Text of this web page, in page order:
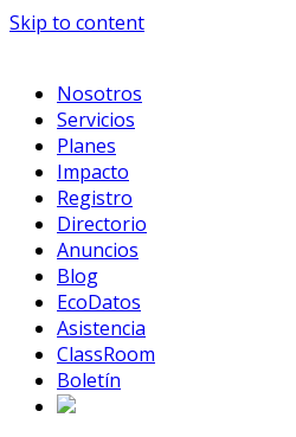
Skip to content
Nosotros
Servicios
Planes
Impacto
Registro
Directorio
Anuncios
Blog
EcoDatos
Asistencia
ClassRoom
Boletín